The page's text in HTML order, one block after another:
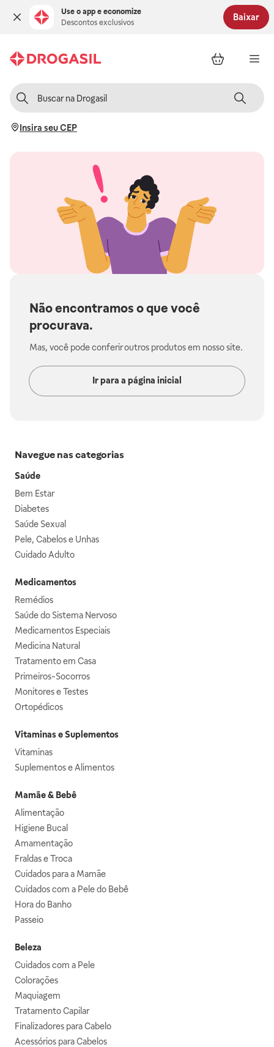
Use o app e economize
Descontos exclusivos
Baixar
Insira seu CEP
Não encontramos o que você
procurava.
Mas, você pode conferir outros produtos em nosso site.
Ir para a página inicial
Navegue nas categorias
Saúde
Bem Estar
Diabetes
Saúde Sexual
Pele, Cabelos e Unhas
Cuidado Adulto
Medicamentos
Remédios
Saúde do Sistema Nervoso
Medicamentos Especiais
Medicina Natural
Tratamento em Casa
Primeiros-Socorros
Monitores e Testes
Ortopédicos
Vitaminas e Suplementos
Vitaminas
Suplementos e Alimentos
Mamãe & Bebê
Alimentação
Higiene Bucal
Amamentação
Fraldas e Troca
Cuidados para a Mamãe
Cuidados com a Pele do Bebê
Hora do Banho
Passeio
Beleza
Cuidados com a Pele
Colorações
Maquiagem
Tratamento Capilar
Finalizadores para Cabelo
Acessórios para Cabelos